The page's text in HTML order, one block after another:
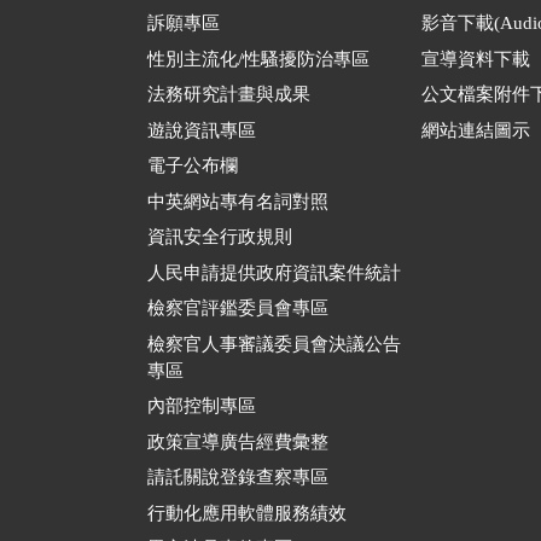
訴願專區
性別主流化/性騷擾防治專區
法務研究計畫與成果
遊說資訊專區
電子公布欄
中英網站專有名詞對照
資訊安全行政規則
人民申請提供政府資訊案件統計
檢察官評鑑委員會專區
檢察官人事審議委員會決議公告
專區
內部控制專區
政策宣導廣告經費彙整
請託關說登錄查察專區
行動化應用軟體服務績效
影音下載
宣導資料下載
公文檔案附件
網站連結圖示